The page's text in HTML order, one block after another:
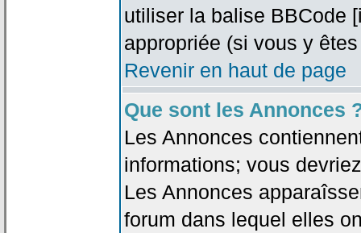
utiliser la balise BBCode
appropriée (si vous y
Revenir en haut de page
Que sont les Annonces
Les Annonces
informations; vous
Les Annonces
forum dans lequel elles